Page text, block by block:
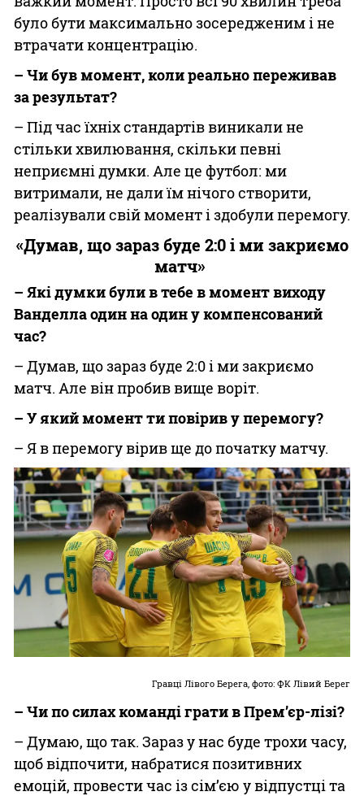
було бути максимально зосередженим і не
втрачати концентрацію.
– Чи був момент, коли реально переживав
за результат?
– Під час їхніх стандартів виникали не
стільки хвилювання, скільки певні
неприємні думки. Але це футбол: ми
витримали, не дали їм нічого створити,
реалізували свій момент і здобули перемогу.
«Думав, що зараз буде 2:0 і ми закриємо
матч»
– Які думки були в тебе в момент виходу
Ванделла один на один у компенсований
час?
– Думав, що зараз буде 2:0 і ми закриємо
матч. Але він пробив вище воріт.
– У який момент ти повірив у перемогу?
– Я в перемогу вірив ще до початку матчу.
Гравці Лівого Берега, фото: ФК Лівий Берег
– Чи по силах команді грати в Прем’єр-лізі?
– Думаю, що так. Зараз у нас буде трохи часу,
щоб відпочити, набратися позитивних
емоцій, провести час із сім’єю у відпустці та